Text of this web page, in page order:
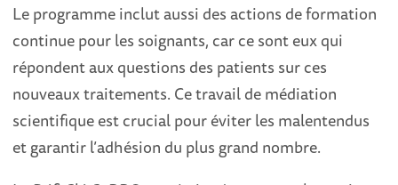
Le programme inclut aussi des actions de formation
continue pour les soignants, car ce sont eux qui
répondent aux questions des patients sur ces
nouveaux traitements. Ce travail de médiation
scientifique est crucial pour éviter les malentendus
et garantir l’adhésion du plus grand nombre.